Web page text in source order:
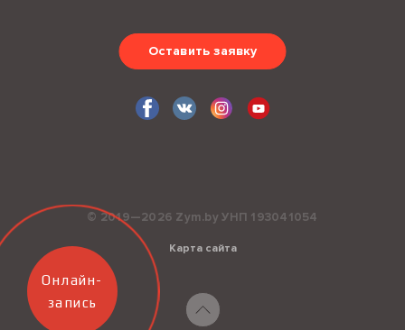
Оставить заявку
© 2019—2026 Zym.by УНП 193041054
Карта сайта
Онлайн-
запись